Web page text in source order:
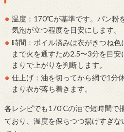
温度：170℃が基準です。パン粉
気泡が立つ程度を目安にします。
時間：ボイル済みは衣がきつね
まで火を通すため2.5〜3分を目
まりで上がりを判断します。
仕上げ：油を切ってから網で1分
まり衣が落ち着きます。
各レシピでも170℃の油で短時間で
ており、温度を保ちつつ揚げすぎ